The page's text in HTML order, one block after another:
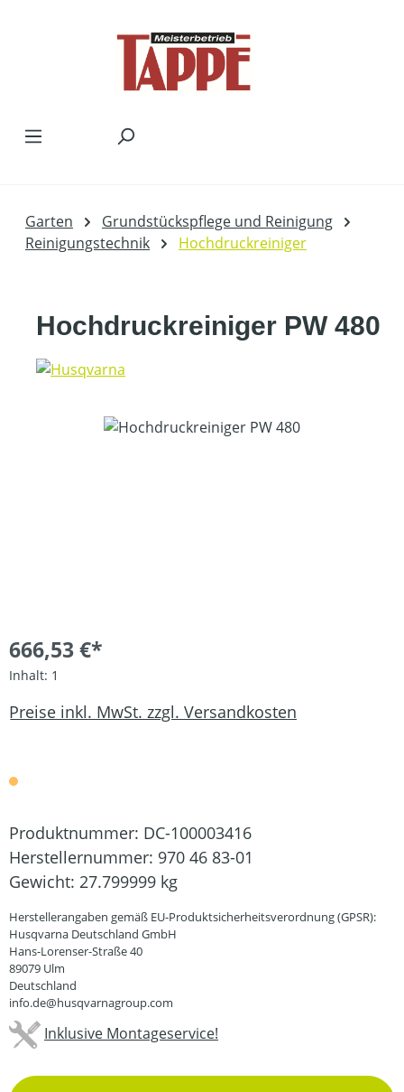
Garten
Grundstückspflege und Reinigung
Reinigungstechnik
Hochdruckreiniger
Hochdruckreiniger PW 480
Bildergalerie überspringen
666,53 €*
Inhalt: 1
Preise inkl. MwSt. zzgl. Versandkosten
Produktnummer: DC-100003416
Herstellernummer: 970 46 83-01
Gewicht: 27.799999 kg
Herstellerangaben gemäß EU-Produktsicherheitsverordnung (GPSR):
Husqvarna Deutschland GmbH
Hans-Lorenser-Straße 40
89079 Ulm
Deutschland
info.de@husqvarnagroup.com
Inklusive Montageservice!